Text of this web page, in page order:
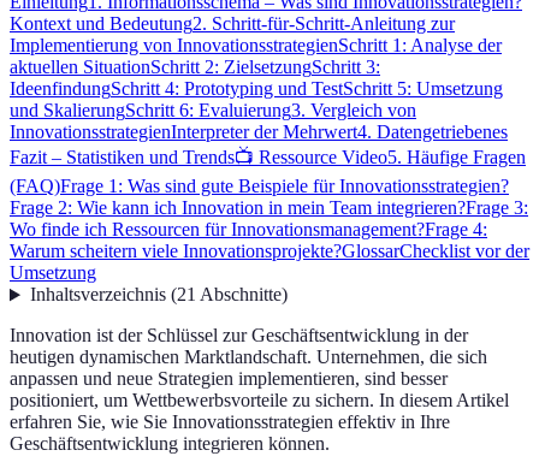
Kontext und Bedeutung2. Schritt-für-Schritt-Anleitung zur
Implementierung von InnovationsstrategienSchritt 1: Analyse der
aktuellen SituationSchritt 2: ZielsetzungSchritt 3:
IdeenfindungSchritt 4: Prototyping und TestSchritt 5: Umsetzung
und SkalierungSchritt 6: Evaluierung3. Vergleich von
InnovationsstrategienInterpreter der Mehrwert4. Datengetriebenes
Fazit – Statistiken und Trends📺 Ressource Video5. Häufige Fragen
(FAQ)Frage 1: Was sind gute Beispiele für Innovationsstrategien?
Frage 2: Wie kann ich Innovation in mein Team integrieren?Frage 3:
Wo finde ich Ressourcen für Innovationsmanagement?Frage 4:
Warum scheitern viele Innovationsprojekte?GlossarChecklist vor der
Umsetzung
Inhaltsverzeichnis(21 Abschnitte)
Innovation ist der Schlüssel zur Geschäftsentwicklung in der
heutigen dynamischen Marktlandschaft. Unternehmen, die sich
anpassen und neue Strategien implementieren, sind besser
positioniert, um Wettbewerbsvorteile zu sichern. In diesem Artikel
erfahren Sie, wie Sie Innovationsstrategien effektiv in Ihre
Geschäftsentwicklung integrieren können.